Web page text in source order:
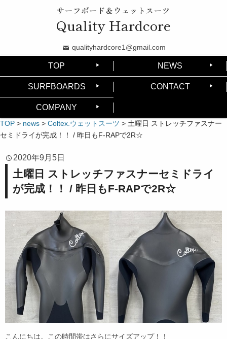
サーフボード＆ウェットスーツ
Quality Hardcore
qualityhardcore1@gmail.com
TOP NEWS
SURFBOARDS CONTACT
COMPANY
TOP > news > Coltex.ウェットスーツ > 土曜日 ストレッチファスナー
セミドライが完成！！ / 昨日もF-RAPで2R☆
2020年9月5日
土曜日 ストレッチファスナーセミドライ
が完成！！ / 昨日もF-RAPで2R☆
こんにちは。この時間帯はさらにサイズアップ！！